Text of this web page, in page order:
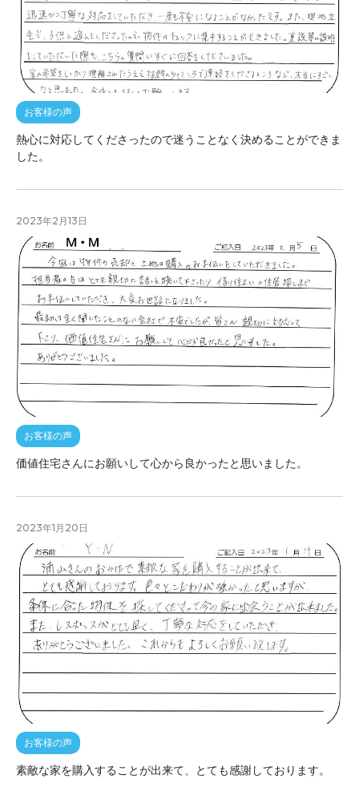
お客様の声
熱心に対応してくださったので迷うことなく決めることができま
した。
2023年2月13日
お客様の声
価値住宅さんにお願いして心から良かったと思いました。
2023年1月20日
お客様の声
素敵な家を購入することが出来て、とても感謝しております。